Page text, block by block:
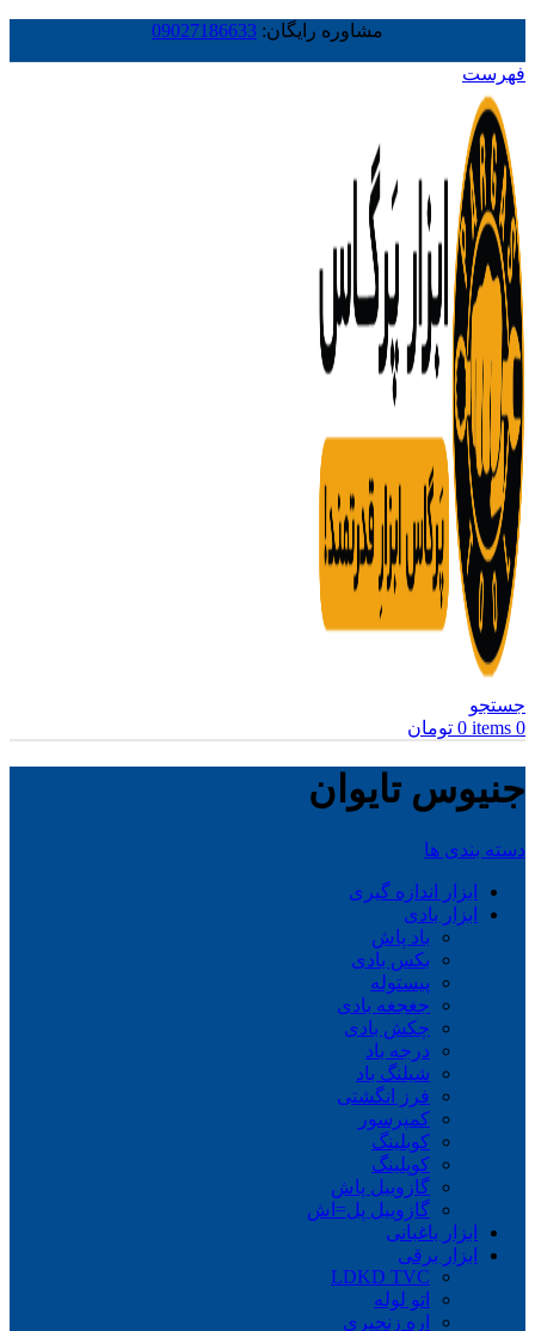
مشاوره رایگان: 09027186633
فهرست
جستجو
0
items
0 تومان
جنیوس تایوان
دسته بندی ها
ابزار اندازه گیری
ابزار بادی
باد پاش
بکس بادی
پیستوله
جغجغه بادی
چکش بادی
درجه باد
شیلنگ باد
فرز انگشتی
کمپرسور
کوبلینگ
کوپلینگ
گازوییل پاش
گازوییل پل=اش
ابزار باغبانی
ابزار برقی
LDKD TVC
اتو لوله
اره زنجیری